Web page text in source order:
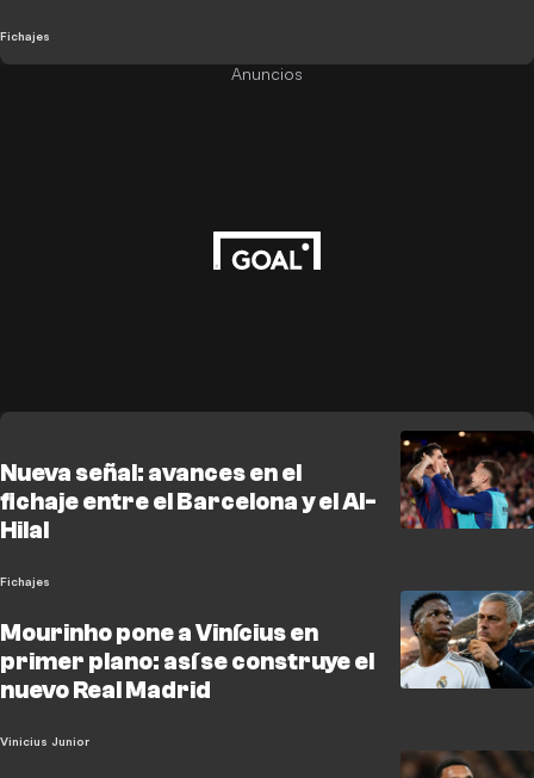
Fichajes
Anuncios
Nueva señal: avances en el
fichaje entre el Barcelona y el Al-
Hilal
Fichajes
Mourinho pone a Vinícius en
primer plano: así se construye el
nuevo Real Madrid
Vinicius Junior